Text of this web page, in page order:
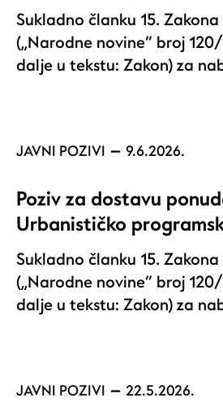
Sukladno članku 15.
(„Narodne novine“ broj
dalje u tekstu: Zakon) za
JAVNI POZIVI 9.6.2026.
Poziv za dostavu
Urbanističko
Sukladno članku 15.
(„Narodne novine“ broj
dalje u tekstu: Zakon) za
JAVNI POZIVI 22.5.2026.